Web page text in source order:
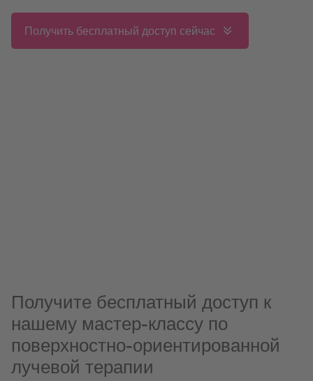
Получить бесплатный доступ сейчас
Получите бесплатный доступ к
нашему мастер-классу по
поверхностно-ориентированной
лучевой терапии